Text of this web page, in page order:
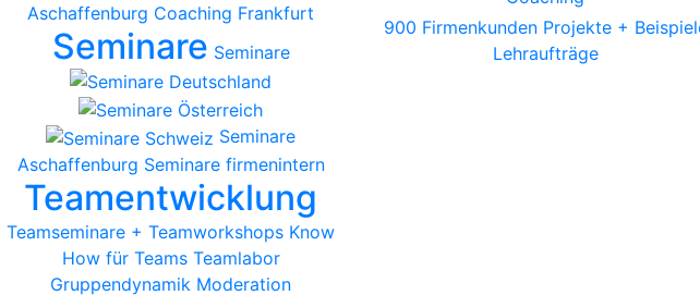
Aschaffenburg Coaching Frankfurt
Seminare Seminare
Seminare
Aschaffenburg Seminare firmenintern
Teamentwicklung
Teamseminare + Teamworkshops Know
How für Teams Teamlabor
Gruppendynamik Moderation
900 Firmenkunden Projekte +
Lehraufträge